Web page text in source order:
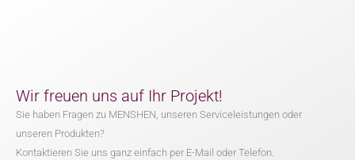
Wir freuen uns auf Ihr Projekt!
Sie haben Fragen zu MENSHEN, unseren Serviceleistungen oder
unseren Produkten?
Kontaktieren Sie uns ganz einfach per E-Mail oder Telefon.